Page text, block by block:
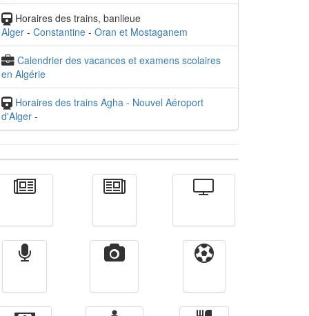
Horaires des trains, banlieue
Alger - Constantine - Oran et Mostaganem
Calendrier des vacances et examens scolaires
en Algérie
Horaires des trains Agha - Nouvel Aéroport
d'Alger -